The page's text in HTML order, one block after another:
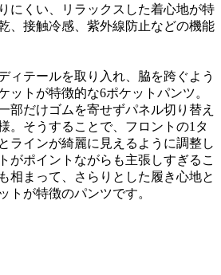
にくい、リラックスした着心地が特
、接触冷感、紫外線防止などの機能
ィテールを取り入れ、脇を跨ぐよう
ットが特徴的な6ポケットパンツ。
部だけゴムを寄せずパネル切り替え
。そうすることで、フロントの1タ
ラインが綺麗に見えるように調整し
がポイントながらも主張しすぎるこ
相まって、さらりとした履き心地と
トが特徴のパンツです。